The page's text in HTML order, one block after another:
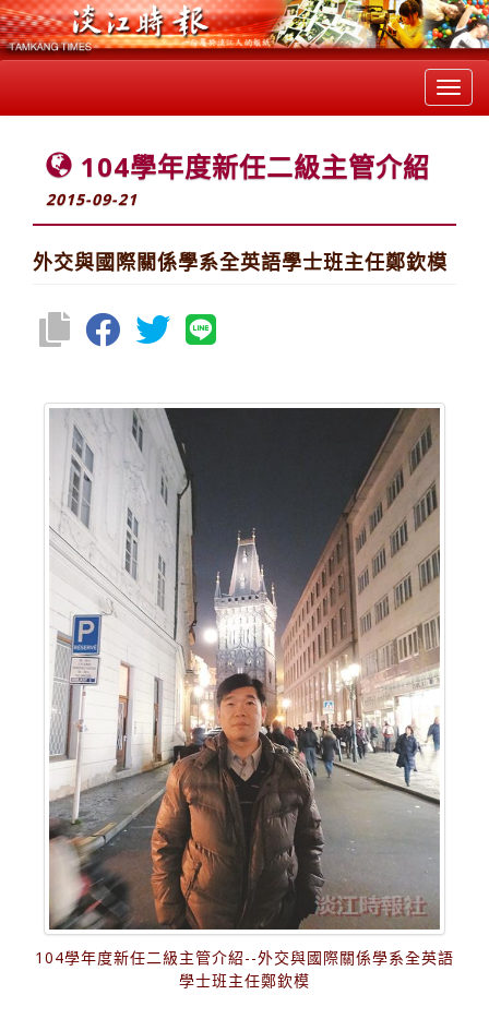
104學年度新任二級主管介紹
2015-09-21
外交與國際關係學系全英語學士班主任鄭欽模
104學年度新任二級主管介紹--外交與國際關係學系全英語
學士班主任鄭欽模